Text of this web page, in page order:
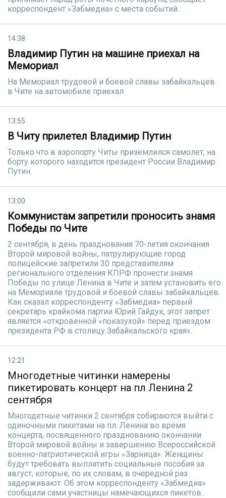
корреспондент «Забмедиа» с места событий.
14:38
Владимир Путин на машине приехал на
Мемориал
На Мемориал трудовой и боевой славы забайкальцев
в Чите на автомобиле приехал
13:55
В Читу прилетел Владимир Путин
Только что в аэропорту Читы приземлился самолет, на
борту которого находится президент России Владимир
Путин.
13:00
Коммунистам запретили проносить знамя
Победы по Чите
2 сентября, в день празднования 70-летия окончания
Второй мировой войны, патрулирующие город
полицейские запретили 30 представителям
регионального отделения КПРФ пронести знамя
Победы по улице Ленина в Чите и затем установить его
на Мемориале трудовой и боевой славы забайкальцев.
Как сказал корреспонденту «Забмедиа» первый
секретарь крайкома партии Юрий Гайдук, этот запрет
является «откровенной «показухой» перед приездом
президента РФ в столицу Забайкальского края».
12:21
Многодетные читинки намерены
пикетировать концерт на пл Ленина 2
сентября
Многодетные читинки 2 сентября собираются выйти с
одиночными пикетами на пл. Ленина во время
концерта, посвященного празднованию окончании
Второй мировой войны и завершению Всероссийской
военно-патриотической игры «Зарница». Женщины
будут требовать выплатить социальные пособия за
август, которые, по их словам, в очередной раз
задерживают. Об этом корреспонденту «Забмедиа»
сообщили сами участницы намечающихся пикетов.